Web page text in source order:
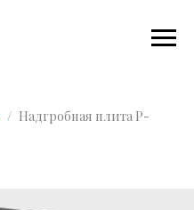
Надгробная плита P-